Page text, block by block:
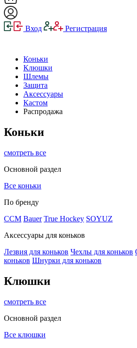
Вход Регистрация
Коньки
Клюшки
Шлемы
Защита
Аксессуары
Кастом
Распродажа
Коньки
смотреть все
Основной раздел
Все коньки
По бренду
ССМ Bauer True Hockey SOYUZ
Аксессуары для коньков
Лезвия для коньков Чехлы для коньков
коньков Шнурки для коньков
Клюшки
смотреть все
Основной раздел
Все клюшки